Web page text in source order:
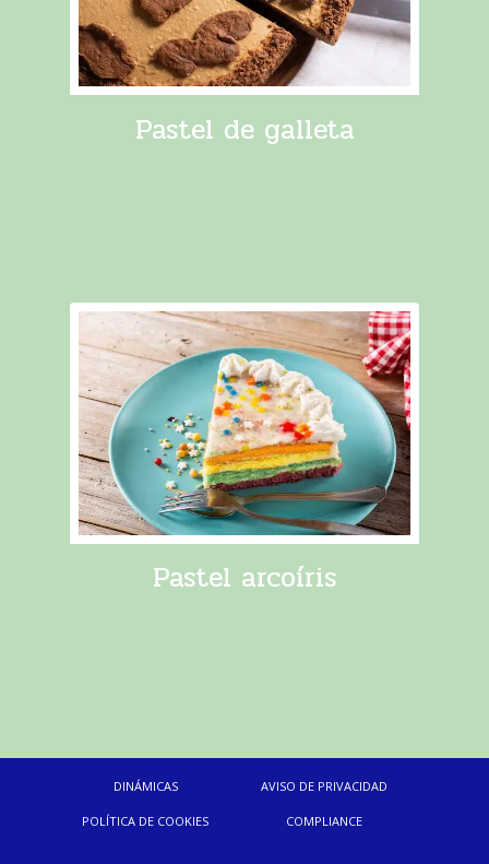
Pastel de galleta
Pastel arcoíris
DINÁMICAS AVISO DE PRIVACIDAD
POLÍTICA DE COOKIES COMPLIANCE